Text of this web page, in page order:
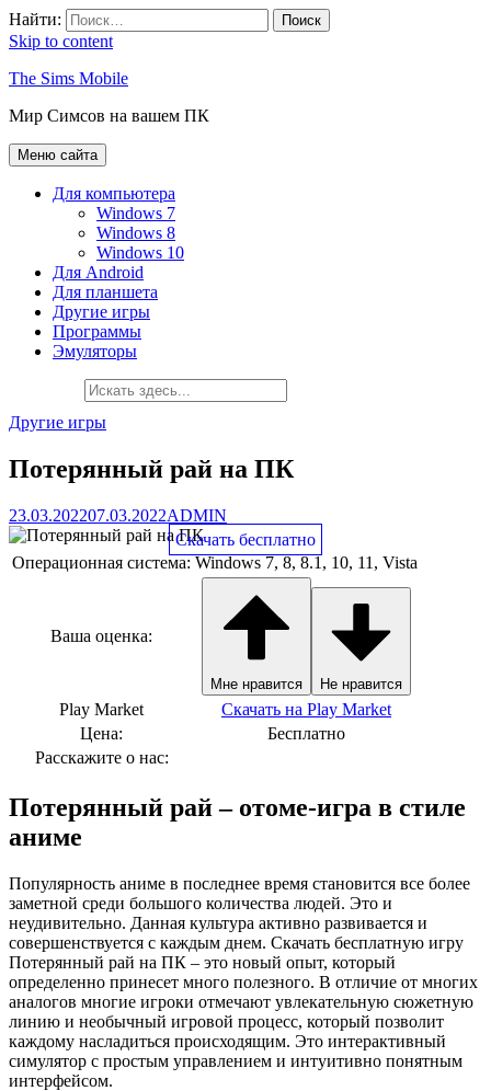
Найти:
Skip to content
The Sims Mobile
Мир Симсов на вашем ПК
Меню сайта
Для компьютера
Windows 7
Windows 8
Windows 10
Для Android
Для планшета
Другие игры
Программы
Эмуляторы
Другие игры
Потерянный рай на ПК
23.03.202207.03.2022ADMIN
Скачать бесплатно
Операционная система: Windows 7, 8, 8.1, 10, 11, Vista
Ваша оценка:
Мне нравится Не нравится
Play Market
Скачать на Play Market
Цена:
Бесплатно
Расскажите о нас:
Потерянный рай – отоме-игра в стиле
аниме
Популярность аниме в последнее время становится все более
заметной среди большого количества людей. Это и
неудивительно. Данная культура активно развивается и
совершенствуется с каждым днем. Скачать бесплатную игру
Потерянный рай на ПК – это новый опыт, который
определенно принесет много полезного. В отличие от многих
аналогов многие игроки отмечают увлекательную сюжетную
линию и необычный игровой процесс, который позволит
каждому насладиться происходящим. Это интерактивный
симулятор с простым управлением и интуитивно понятным
интерфейсом.